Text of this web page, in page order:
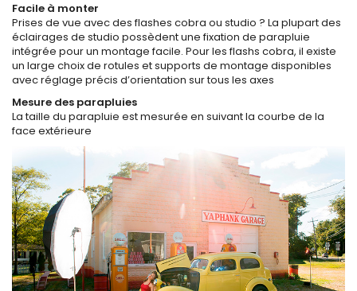
Facile à monter
Prises de vue avec des flashes cobra ou studio ? La plupart des
éclairages de studio possèdent une fixation de parapluie
intégrée pour un montage facile. Pour les flashs cobra, il existe
un large choix de rotules et supports de montage disponibles
avec réglage précis d’orientation sur tous les axes
Mesure des parapluies
La taille du parapluie est mesurée en suivant la courbe de la
face extérieure